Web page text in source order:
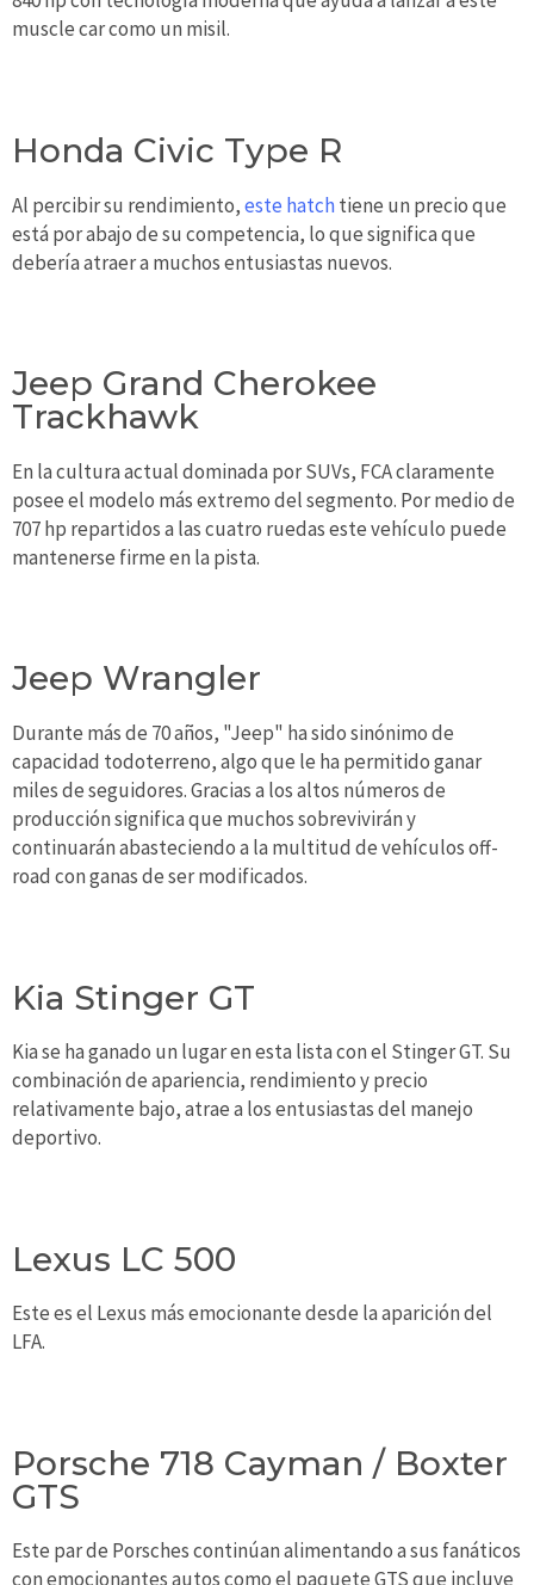
muscle car como un misil.
Honda Civic Type R
Al percibir su rendimiento,este hatchtiene un precio que
está por abajo de su competencia, lo que significa que
debería atraer a muchos entusiastas nuevos.
Jeep Grand Cherokee
Trackhawk
En la cultura actual dominada por SUVs, FCA claramente
posee el modelo más extremo del segmento. Por medio de
707 hp repartidos a las cuatro ruedas este vehículo puede
mantenerse firme en la pista.
Jeep Wrangler
Durante más de 70 años, "Jeep" ha sido sinónimo de
capacidad todoterreno, algo que le ha permitido ganar
miles de seguidores. Gracias a los altos números de
producción significa que muchos sobrevivirán y
continuarán abasteciendo a la multitud de vehículos off-
road con ganas de ser modificados.
Kia Stinger GT
Kia se ha ganado un lugar en esta lista con el Stinger GT. Su
combinación de apariencia, rendimiento y precio
relativamente bajo, atrae a los entusiastas del manejo
deportivo.
Lexus LC 500
Este es el Lexus más emocionante desde la aparición del
LFA.
Porsche 718 Cayman / Boxter
GTS
Este par de Porsches continúan alimentando a sus fanáticos
con emocionantes autos como el paquete GTS que incluye